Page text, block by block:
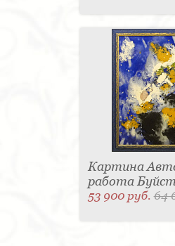
Картина
работа
53 900 руб.64